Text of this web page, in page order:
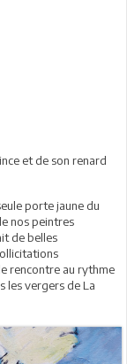
et de son renard
porte jaune du
nos peintres
de belles
rencontre au rythme
les vergers de La